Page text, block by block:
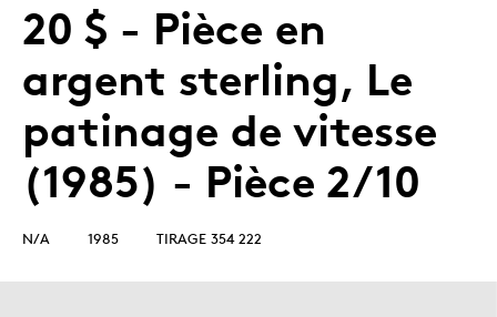
20 $ - Pièce en
argent sterling, Le
patinage de vitesse
(1985) - Pièce 2/10
N/A 1985 TIRAGE 354 222